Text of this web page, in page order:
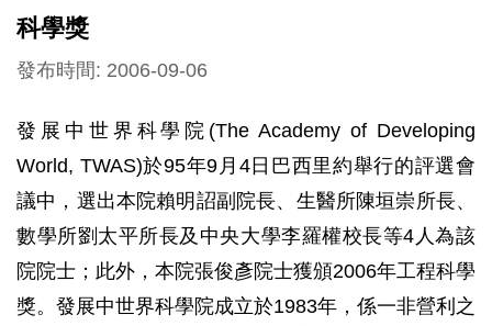
科學獎
發布時間: 2006-09-06
發展中世界科學院(The Academy of Developing
World, TWAS)於95年9月4日巴西里約舉行的評選會
議中，選出本院賴明詔副院長、生醫所陳垣崇所長、
數學所劉太平所長及中央大學李羅權校長等4人為該
院院士；此外，本院張俊彥院士獲頒2006年工程科學
獎。發展中世界科學院成立於1983年，係一非營利之